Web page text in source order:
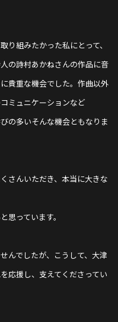
り組みたかった私にとって、
の詩村あかねさんの作品に音
貴重な機会でした。作曲以外
ミュニケーションなど
の多いそんな機会ともなりま
さんいただき、本当に大きな
思っています。
んでしたが、こうして、大津
応援し、支えてくださってい